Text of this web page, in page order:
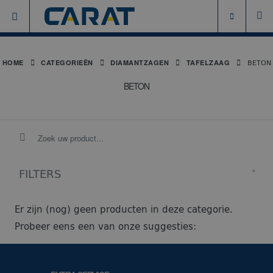
HOME CATEGORIEËN DIAMANTZAGEN TAFELZAAG BETON
BETON
FILTERS
Er zijn (nog) geen producten in deze categorie.
Probeer eens een van onze suggesties: